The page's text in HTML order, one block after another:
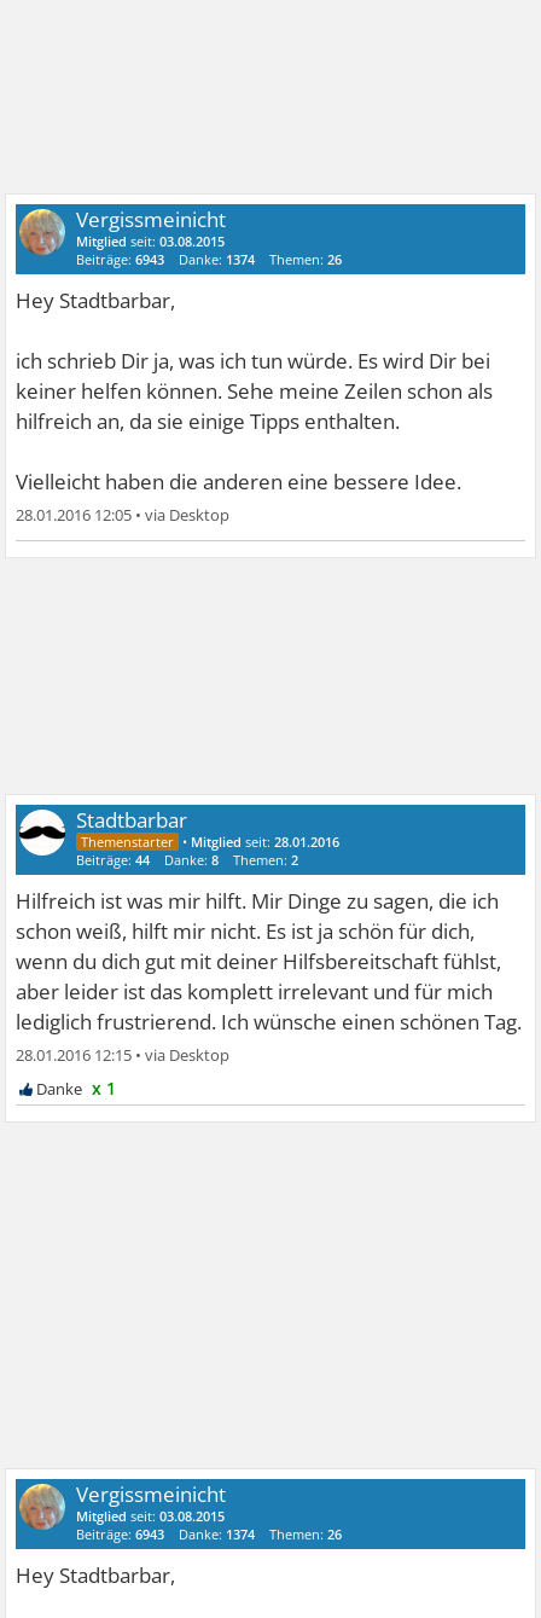
Vergissmeinicht
Mitglied seit:03.08.2015
Beiträge:6943 Danke: 1374 Themen:26
Hey Stadtbarbar,
ich schrieb Dir ja, was ich tun würde. Es wird Dir bei
keiner helfen können. Sehe meine Zeilen schon als
hilfreich an, da sie einige Tipps enthalten.
Vielleicht haben die anderen eine bessere Idee.
28.01.2016 12:05 •
Stadtbarbar
• Mitglied seit:28.01.2016
Beiträge:44 Danke:8 Themen:2
Hilfreich ist was mir hilft. Mir Dinge zu sagen, die ich
schon weiß, hilft mir nicht. Es ist ja schön für dich,
wenn du dich gut mit deiner Hilfsbereitschaft fühlst,
aber leider ist das komplett irrelevant und für mich
lediglich frustrierend. Ich wünsche einen schönen Tag.
28.01.2016 12:15 •
x 1
Vergissmeinicht
Mitglied seit:03.08.2015
Beiträge:6943 Danke: 1374 Themen:26
Hey Stadtbarbar,